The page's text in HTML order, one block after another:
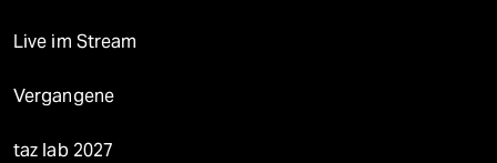
Live im Stream
Vergangene
taz lab 2027